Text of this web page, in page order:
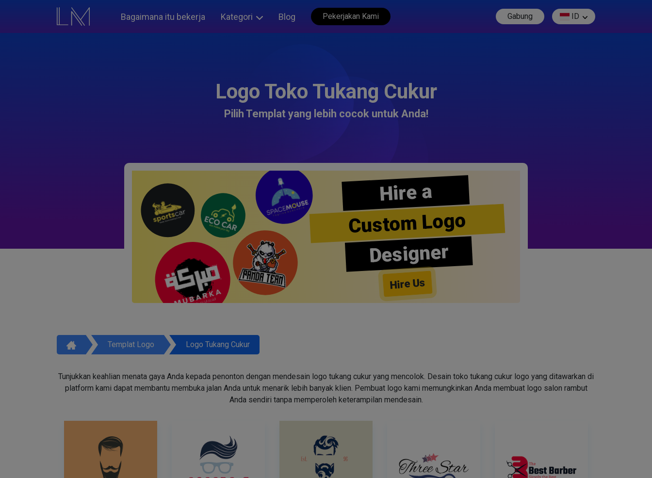
Bagaimana itu bekerja Kategori Blog Pekerjakan Kami Gabung ID
Logo Toko Tukang Cukur
Pilih Templat yang lebih cocok untuk Anda!
Hire a
Custom Logo
Designer
Hire Us
Templat Logo Logo Tukang Cukur
Tunjukkan keahlian menata gaya Anda kepada penonton dengan mendesain logo tukang cukur yang mencolok. Desain toko tukang cukur logo yang ditawarkan di
platform kami dapat membantu membuka jalan Anda untuk menarik lebih banyak klien. Pembuat logo kami memungkinkan Anda membuat logo salon rambut
Anda sendiri tanpa memperoleh keterampilan mendesain.